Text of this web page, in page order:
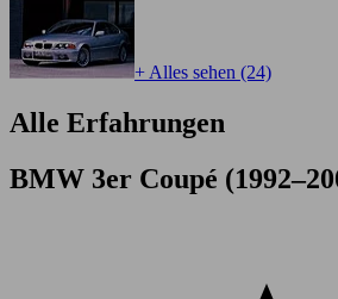
+ Alles sehen (24)
Alle Erfahrungen
BMW 3er Coupé